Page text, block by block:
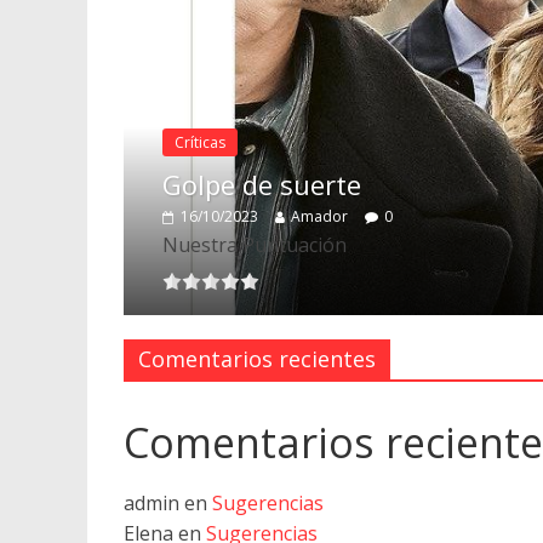
Críticas
Golpe de suerte
16/10/2023 Amador 0
Nuestra Puntuación
Comentarios recientes
Comentarios
admin en Sugerencias
Elena en Sugerencias